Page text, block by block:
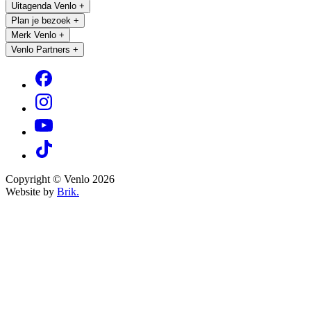
Uitagenda Venlo +
Plan je bezoek +
Merk Venlo +
Venlo Partners +
Copyright © Venlo 2026
Website by Brik.